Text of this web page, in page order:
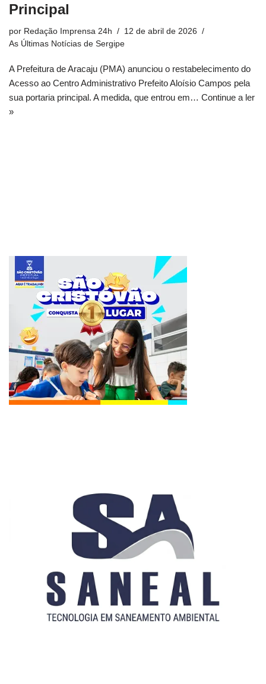
Principal
por Redação Imprensa 24h
12 de abril de 2026
As Últimas Notícias de Sergipe
A Prefeitura de Aracaju (PMA) anunciou o restabelecimento do
Acesso ao Centro Administrativo Prefeito Aloísio Campos pela
sua portaria principal. A medida, que entrou em… Continue a ler
»